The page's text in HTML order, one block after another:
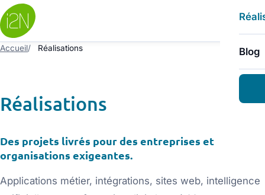
Blog
Accueil Réalisations
Réalisations
Des projets livrés pour des entreprises et
organisations exigeantes.
Applications métier, intégrations, sites web, intelligence